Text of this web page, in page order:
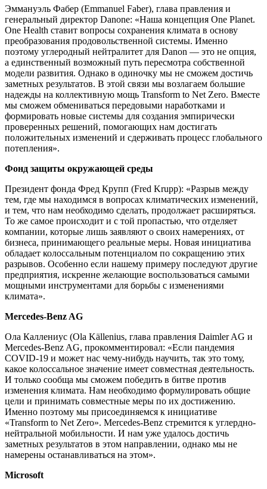
Эммануэль Фабер (Emmanuel Faber), глава правления и
генеральный директор Danone: «Наша концепция One Planet.
One Health ставит вопросы сохранения климата в основу
преобразования продовольственной системы. Именно
поэтому углеродный нейтралитет для Danon — это не опция,
а единственный возможный путь пересмотра собственной
модели развития. Однако в одиночку мы не сможем достичь
заметных результатов. В этой связи мы возлагаем большие
надежды на коллективную мощь Transform to Net Zero. Вместе
мы сможем обмениваться передовыми наработками и
формировать новые системы для создания эмпирически
проверенных решений, помогающих нам достигать
положительных изменений и сдерживать процесс глобального
потепления».
Фонд защиты окружающей среды
Президент фонда Фред Крупп (Fred Krupp): «Разрыв между
тем, где мы находимся в вопросах климатических изменений,
и тем, что нам необходимо сделать, продолжает расширяться.
То же самое происходит и с той пропастью, что отделяет
компании, которые лишь заявляют о своих намерениях, от
бизнеса, принимающего реальные меры. Новая инициатива
обладает колоссальным потенциалом по сокращению этих
разрывов. Особенно если нашему примеру последуют другие
предприятия, искренне желающие воспользоваться самыми
мощными инструментами для борьбы с изменениями
климата».
Mercedes-Benz AG
Ола Каллениус (Ola Källenius, глава правления Daimler AG и
Mercedes-Benz AG, прокомментировал: «Если пандемия
COVID-19 и может нас чему-нибудь научить, так это тому,
какое колоссальное значение имеет совместная деятельность.
И только сообща мы сможем победить в битве против
изменения климата. Нам необходимо формулировать общие
цели и принимать совместные меры по их достижению.
Именно поэтому мы присоединяемся к инициативе
«Transform to Net Zero». Mercedes-Benz стремится к углердно-
нейтральной мобильности. И нам уже удалось достичь
заметных результатов в этом направлении, однако мы не
намерены останавливаться на этом».
Microsoft